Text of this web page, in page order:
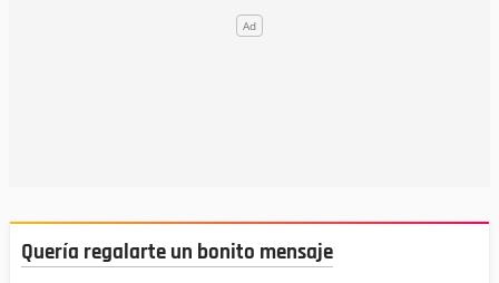
Quería regalarte un bonito mensaje